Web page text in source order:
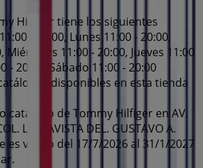
Hilfiger tiene los siguientes
- 20:00, Lunes 11:00 - 20:00,
Miércoles 11:00 - 20:00, Jueves 11:00
- 20:00, Sábado 11:00 - 20:00
disponibles en esta tienda
catálogo de Tommy Hilfiger en AV.
LINDAVISTA DEL. GUSTAVO A.
es válido del 17/7/2026 al 31/1/2027